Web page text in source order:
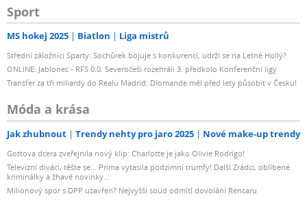
Sport
MS hokej 2025 Biatlon Liga mistrů
Střední záložníci Sparty: Sochůrek bojuje s konkurencí, udrží se na Letné Hollý?
ONLINE: Jablonec - RFS 0:0. Severočeši rozehráli 3. předkolo Konferenční ligy
Transfer za tři miliardy do Realu Madrid: Diomande měl před lety působit v Česku!
Móda a krása
Jak zhubnout Trendy nehty pro jaro 2025 Nové make-up trendy
Gottova dcera zveřejnila nový klip: Charlotte je jako Olivie Rodrigo!
Televizní diváci, těšte se... Prima vytasila podzimní trumfy! Další Zrádci, oblíbené
kriminálky a žhavé novinky...
Milionový spor s DPP uzavřen? Nejvyšší soud odmítl dovolání Rencaru